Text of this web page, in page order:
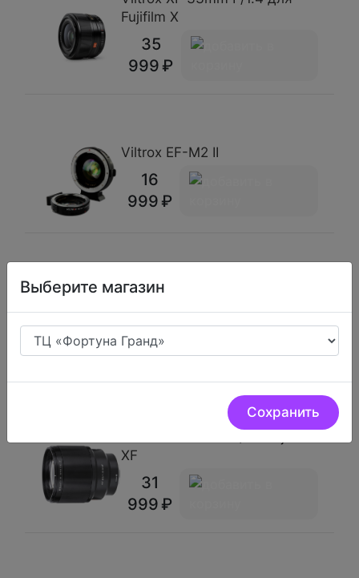
Выберите магазин
Сохранить
Fujifilm X
35
999
Viltrox EF-M2 II
16
999
Viltrox AF 85mm F/1.8 II Sony
38
999
XF
31
999